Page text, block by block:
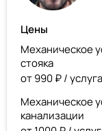
Цены
Механическое
стояка
от 990 ₽ / услуга
Механическое
канализации